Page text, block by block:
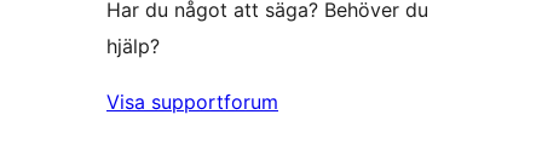
Har du något att säga? Behöver du
hjälp?
Visa supportforum